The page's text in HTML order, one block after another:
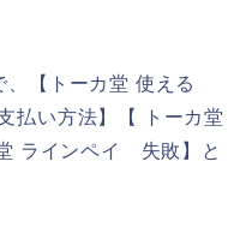
、【トーカ堂 使える
い方法】【 トーカ堂
ラインペイ 失敗】と